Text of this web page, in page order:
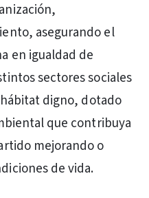
asegurando el
en igualdad de
sectores sociales
digno, dotado
que contribuya
mejorando o
de vida.